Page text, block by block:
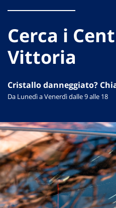
Cerca i
Vittoria
Cristallo danneggiato?
Da Lunedì a Venerdì dalle 9 alle 18